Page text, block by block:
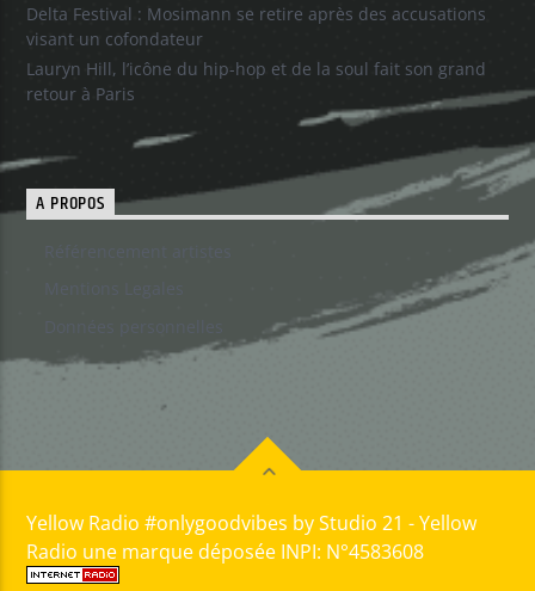
Delta Festival : Mosimann se retire après des accusations
visant un cofondateur
Lauryn Hill, l’icône du hip-hop et de la soul fait son grand
retour à Paris
A PROPOS
Yellow Radio #onlygoodvibes by Studio 21 - Yellow
Radio une marque déposée INPI: N°4583608